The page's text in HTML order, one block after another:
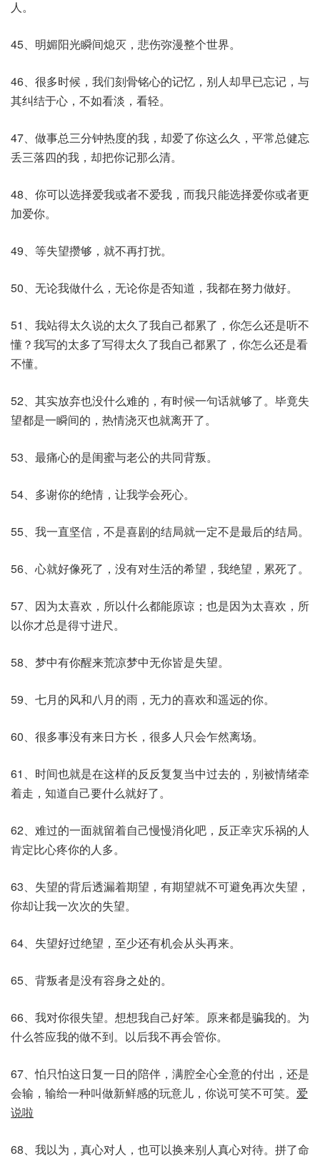
人。
45、明媚阳光瞬间熄灭，悲伤弥漫整个世界。
46、很多时候，我们刻骨铭心的记忆，别人却早已忘记，与
其纠结于心，不如看淡，看轻。
47、做事总三分钟热度的我，却爱了你这么久，平常总健忘
丢三落四的我，却把你记那么清。
48、你可以选择爱我或者不爱我，而我只能选择爱你或者更
加爱你。
49、等失望攒够，就不再打扰。
50、无论我做什么，无论你是否知道，我都在努力做好。
51、我站得太久说的太久了我自己都累了，你怎么还是听不
懂？我写的太多了写得太久了我自己都累了，你怎么还是看
不懂。
52、其实放弃也没什么难的，有时候一句话就够了。毕竟失
望都是一瞬间的，热情浇灭也就离开了。
53、最痛心的是闺蜜与老公的共同背叛。
54、多谢你的绝情，让我学会死心。
55、我一直坚信，不是喜剧的结局就一定不是最后的结局。
56、心就好像死了，没有对生活的希望，我绝望，累死了。
57、因为太喜欢，所以什么都能原谅；也是因为太喜欢，所
以你才总是得寸进尺。
58、梦中有你醒来荒凉梦中无你皆是失望。
59、七月的风和八月的雨，无力的喜欢和遥远的你。
60、很多事没有来日方长，很多人只会乍然离场。
61、时间也就是在这样的反反复复当中过去的，别被情绪牵
着走，知道自己要什么就好了。
62、难过的一面就留着自己慢慢消化吧，反正幸灾乐祸的人
肯定比心疼你的人多。
63、失望的背后透漏着期望，有期望就不可避免再次失望，
你却让我一次次的失望。
64、失望好过绝望，至少还有机会从头再来。
65、背叛者是没有容身之处的。
66、我对你很失望。想想我自己好笨。原来都是骗我的。为
什么答应我的做不到。以后我不再会管你。
67、怕只怕这日复一日的陪伴，满腔全心全意的付出，还是
会输，输给一种叫做新鲜感的玩意儿，你说可笑不可笑。 爱
说啦
68、我以为，真心对人，也可以换来别人真心对待。拼了命